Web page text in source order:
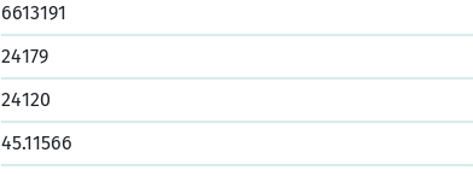
6613191
24179
24120
45.11566